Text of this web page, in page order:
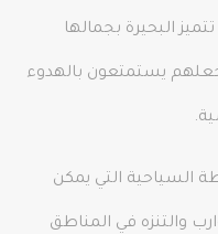
البحيرة بجمالها
يستمتعون بالهدوء
السياحية التي يمكن
والتنزه في المناطق